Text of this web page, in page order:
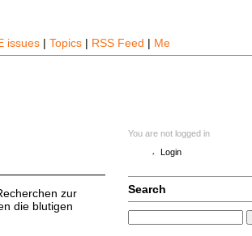
issues | Topics | RSS Feed | Me
zur
die blutigen
You are not logged in
Login
Search